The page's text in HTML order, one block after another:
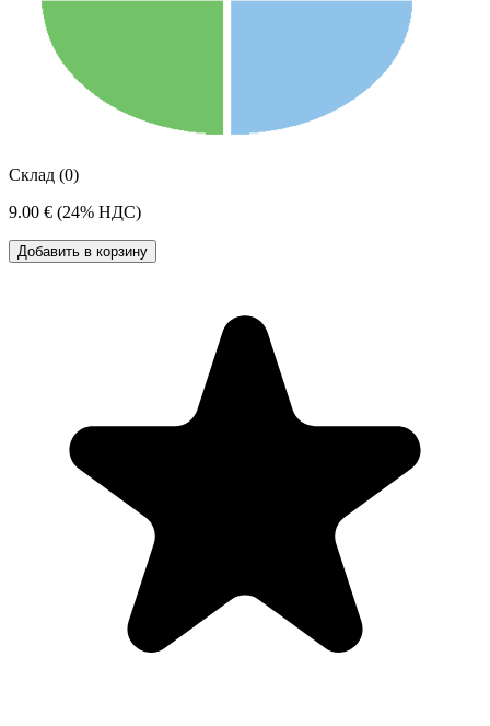
Склад (0)
9.00 € (24% НДС)
Добавить в корзину